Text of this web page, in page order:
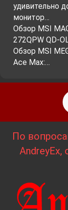
удивительно
монитор…
Обзор MSI
272QPW QD-
Обзор MSI
Ace Max:…
По
AndreyEx,